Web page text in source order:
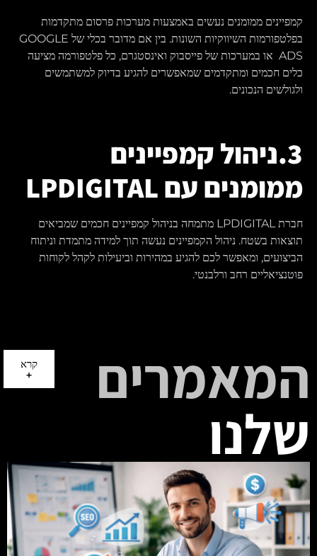
קמפיינים ממומנים נעשים באמצעות מערכות פרסום מתקדמות
בפלטפורמות השיווקיות השונות. בין אם מדובר בכלי של GOOGLE
ADS או במערכות של פייסבוק ואינסטגרם, כל פלטפורמה מציעה
כלים חכמים ומתקדמים שמאפשרים להגיע בדיוק למשתמשים
ולגולשים הנכונים.
3.ניהול קמפיינים
ממומנים עם LPDIGITAL
חברת LPDIGITAL מתמחה בניהול קמפיינים חכמים שמביאים
תוצאות בשטח. ניהול הקמפיינים נעשה תוך למידה מתמדת וניתוח
הביצועים, ומאפשר לכם להגיע במהירות וביעילות לקהל לקוחות
פוטנציאליים רחב ורלבנטי.
המאמרים
שלנו
קרא
+